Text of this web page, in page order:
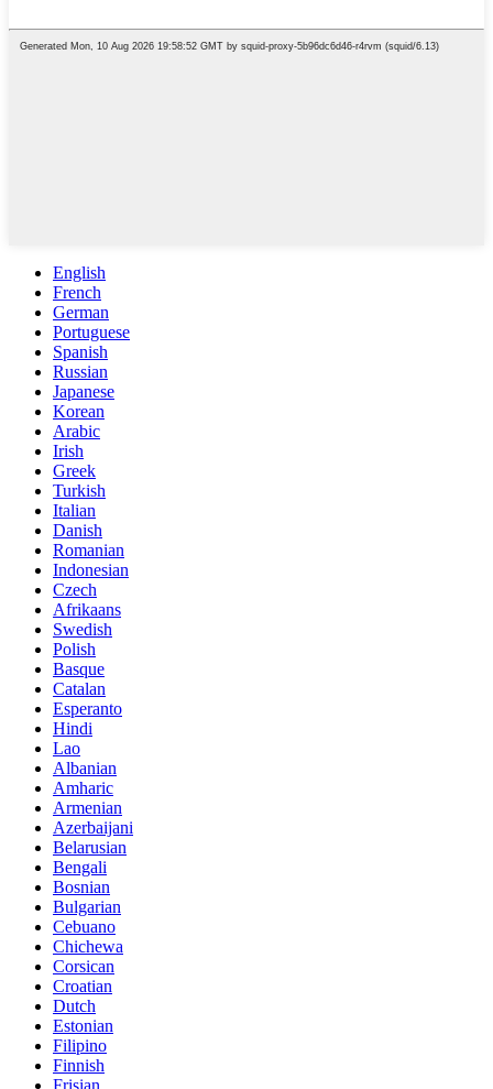
English
French
German
Portuguese
Spanish
Russian
Japanese
Korean
Arabic
Irish
Greek
Turkish
Italian
Danish
Romanian
Indonesian
Czech
Afrikaans
Swedish
Polish
Basque
Catalan
Esperanto
Hindi
Lao
Albanian
Amharic
Armenian
Azerbaijani
Belarusian
Bengali
Bosnian
Bulgarian
Cebuano
Chichewa
Corsican
Croatian
Dutch
Estonian
Filipino
Finnish
Frisian